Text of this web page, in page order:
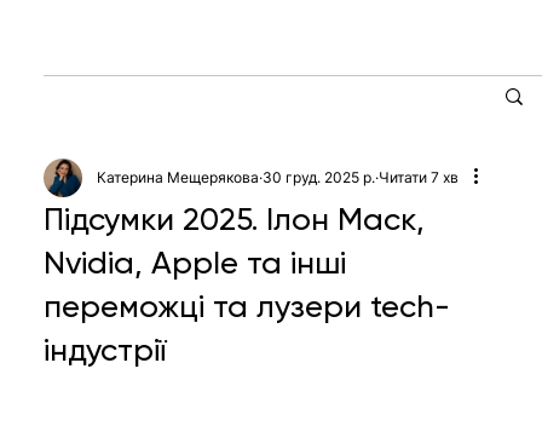
Підсумки 2025. Ілон Маск,
Nvidia, Apple та інші
переможці та лузери tech-
індустрії
Катерина Мещерякова 30 груд. 2025 р. Читати 7 хв